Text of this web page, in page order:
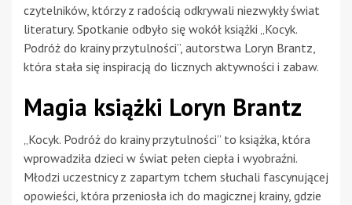
czytelników, którzy z radością odkrywali niezwykły świat
literatury. Spotkanie odbyło się wokół książki „Kocyk.
Podróż do krainy przytulności”, autorstwa Loryn Brantz,
która stała się inspiracją do licznych aktywności i zabaw.
Magia książki Loryn Brantz
„Kocyk. Podróż do krainy przytulności” to książka, która
wprowadziła dzieci w świat pełen ciepła i wyobraźni.
Młodzi uczestnicy z zapartym tchem słuchali fascynującej
opowieści, która przeniosła ich do magicznej krainy, gdzie